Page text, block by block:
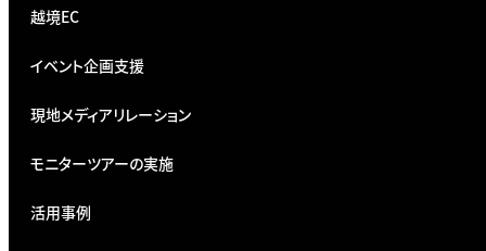
越境EC
イベント企画支援
現地メディアリレーション
モニターツアーの実施
活用事例